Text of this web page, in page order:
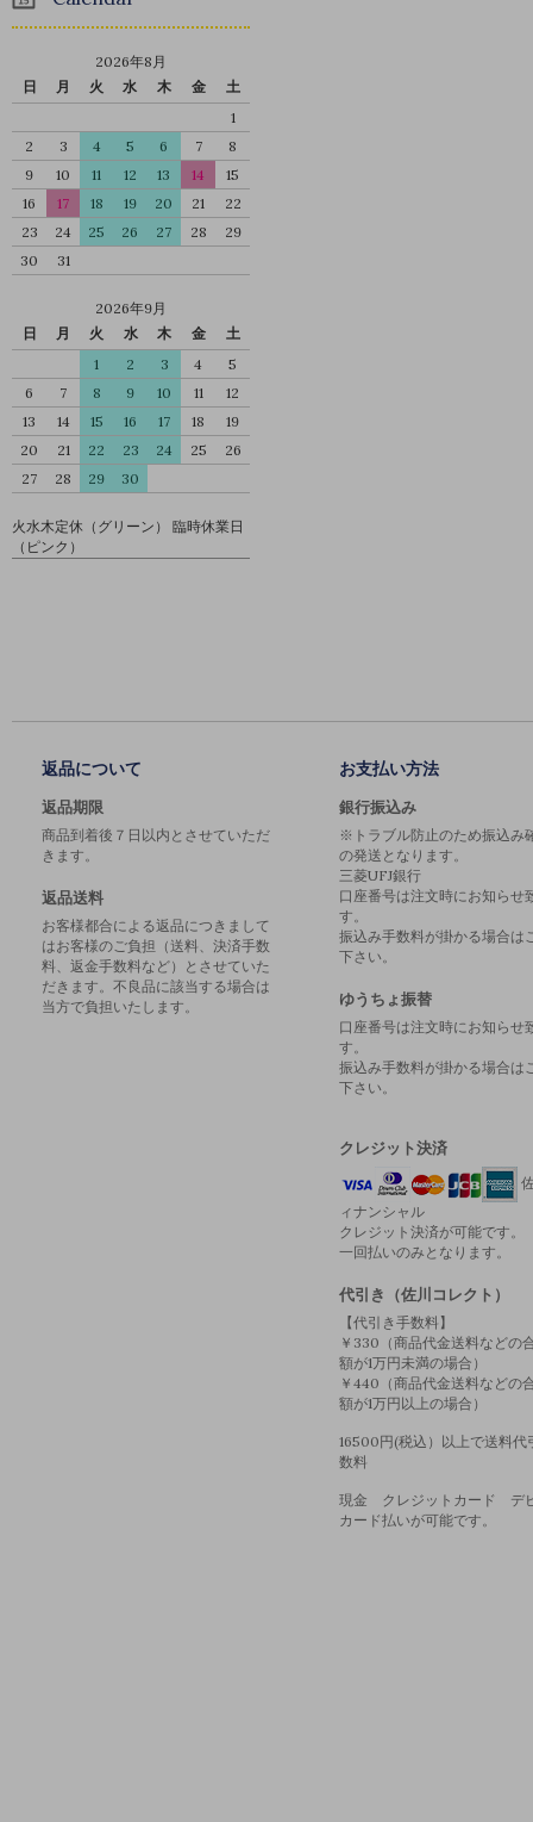
2026年8月
日
月 火 水 木 金
土
1
2
3 4 5 6 7
8
9
10 11 12 13 14
15
16
17 18 19 20 21
22
23
24 25 26 27 28
29
30
31
2026年9月
日
月 火 水 木 金
土
1
2 3 4
5
6
7 8 9 10 11
12
13
14 15 16 17 18
19
20
21 22 23 24 25
26
27
28 29 30
火水木定休（グリーン） 臨時休業日
（ピンク）
返品について
返品期限
商品到着後７日以内とさせていただ
きます。
返品送料
お客様都合による返品につきまして
はお客様のご負担（送料、決済手数
料、返金手数料など）とさせていた
だきます。不良品に該当する場合は
当方で負担いたします。
お支払い方法
銀行振込み
※トラブル防止のため振込み
の発送となります。
三菱UFJ銀行
口座番号は注文時にお知らせ
す。
振込み手数料が掛かる場合は
下さい。
ゆうちょ振替
口座番号は注文時にお知らせ
す。
振込み手数料が掛かる場合は
下さい。
クレジット決済
ィナンシャル
クレジット決済が可能です。
一回払いのみとなります。
代引き（佐川コレクト）
【代引き手数料】
￥330（商品代金送料などの
額が1万円未満の場合）
￥440（商品代金送料などの
額が1万円以上の場合）
16500円(税込）以上で送料代
数料
現金 クレジットカード デ
カード払いが可能です。